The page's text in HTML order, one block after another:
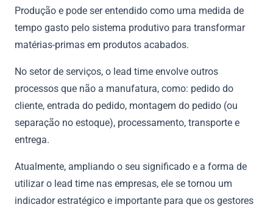
Produção e pode ser entendido como uma medida de
tempo gasto pelo sistema produtivo para transformar
matérias-primas em produtos acabados.
No setor de serviços, o lead time envolve outros
processos que não a manufatura, como: pedido do
cliente, entrada do pedido, montagem do pedido (ou
separação no estoque), processamento, transporte e
entrega.
Atualmente, ampliando o seu significado e a forma de
utilizar o lead time nas empresas, ele se tornou um
indicador estratégico e importante para que os gestores